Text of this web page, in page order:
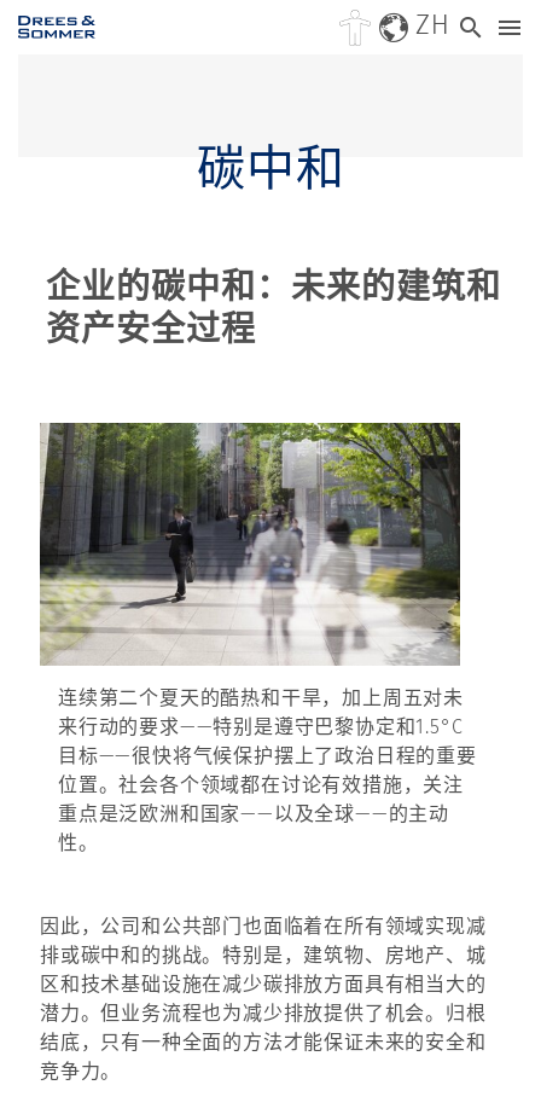
ZH
碳中和
企业的碳中和：未来的建筑和
资产安全过程
连续第二个夏天的酷热和干旱，加上周五对未
来行动的要求——特别是遵守巴黎协定和1.5°C
目标——很快将气候保护摆上了政治日程的重要
位置。社会各个领域都在讨论有效措施，关注
重点是泛欧洲和国家——以及全球——的主动
性。
因此，公司和公共部门也面临着在所有领域实现减
排或碳中和的挑战。特别是，建筑物、房地产、城
区和技术基础设施在减少碳排放方面具有相当大的
潜力。但业务流程也为减少排放提供了机会。归根
结底，只有一种全面的方法才能保证未来的安全和
竞争力。